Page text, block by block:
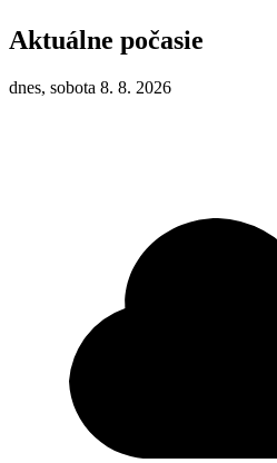
Aktuálne počasie
dnes, sobota 8. 8. 2026